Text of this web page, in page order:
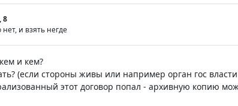
8
и взять негде
и кем?
(если стороны живы или например орган гос
этот договор попал - архивную копию